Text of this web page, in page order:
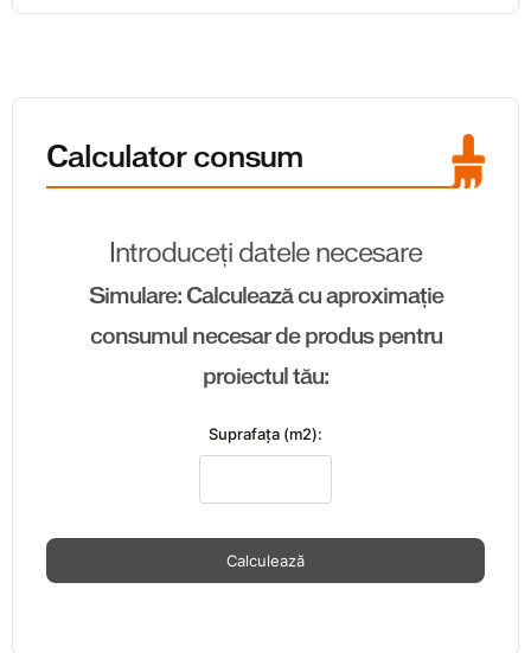
Calculator consum
Introduceți datele necesare
Simulare: Calculează cu aproximație
consumul necesar de produs pentru
proiectul tău:
Suprafaţa (m2):
Calculează